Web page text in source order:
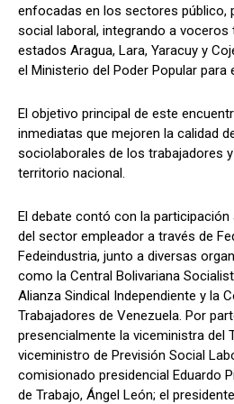
enfocadas en los sectores público,
social laboral, integrando a voceros
estados Aragua, Lara, Yaracuy y
el Ministerio del Poder Popular para
El objetivo principal de este
inmediatas que mejoren la calidad
sociolaborales de los trabajadores
territorio nacional.
El debate contó con la
del sector empleador a través de
Fedeindustria, junto a diversas
como la Central Bolivariana
Alianza Sindical Independiente y la
Trabajadores de Venezuela. Por
presencialmente la viceministra del
viceministro de Previsión Social
comisionado presidencial Eduardo
de Trabajo, Ángel León; el